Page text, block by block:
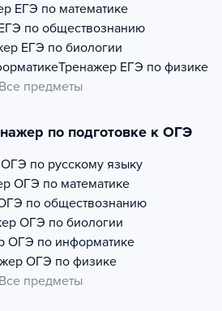
ЕГЭ по математике
по обществознанию
ЕГЭ по биологии
Тренажер ЕГЭ по физике
Все предметы
по подготовке к ОГЭ
ОГЭ по русскому языку
ОГЭ по математике
по обществознанию
ОГЭ по биологии
ОГЭ по информатике
ОГЭ по физике
Все предметы